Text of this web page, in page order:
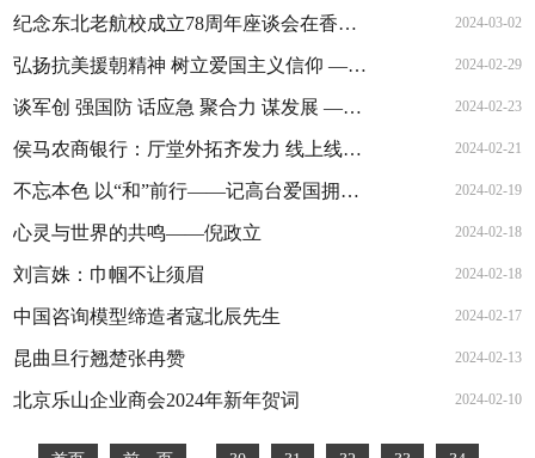
纪念东北老航校成立78周年座谈会在香山革命纪念馆成功举办 2024-03-02
弘扬抗美援朝精神 树立爱国主义信仰 ——志愿军研究会王奎珺一行莅临西安考察指导 2024-02-29
谈军创 强国防 话应急 聚合力 谋发展 ——军民融合“国防教育培训暨应急救援项目研讨会”在西安成功举办 2024-02-23
侯马农商银行：厅堂外拓齐发力 线上线下巧营销 2024-02-21
不忘本色 以“和”前行——记高台爱国拥军促进会长任勇 2024-02-19
心灵与世界的共鸣——倪政立 2024-02-18
刘言姝：巾帼不让须眉 2024-02-18
中国咨询模型缔造者寇北辰先生 2024-02-17
昆曲旦行翘楚张冉赞 2024-02-13
北京乐山企业商会2024年新年贺词 2024-02-10